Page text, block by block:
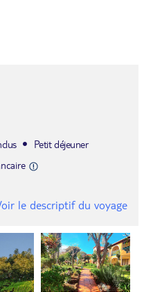
Petit déjeuner
le descriptif du voyage